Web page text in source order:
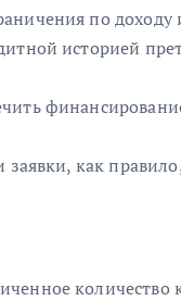
по доходу
историей
как
количество